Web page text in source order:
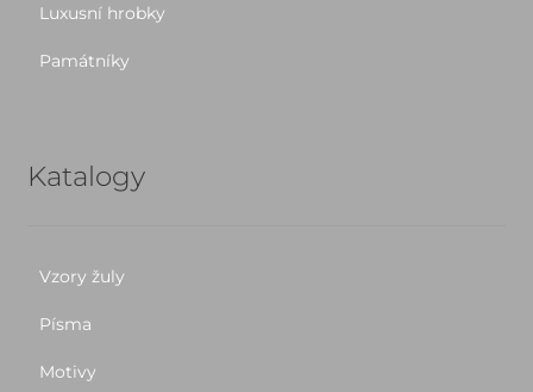
Luxusní hrobky
Památníky
Katalogy
Vzory žuly
Písma
Motivy